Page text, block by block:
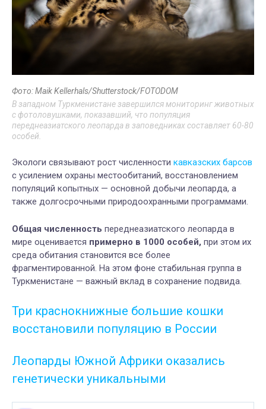
Фото: Maik Kellerhals/Shutterstock/FOTODOM
В западном Туркменистане завершился мониторинг животных
с фотоловушками, показавший, что популяция
переднеазиатского леопарда в заповедниках составляет 60-80
особей.
Экологи связывают рост численности кавказских барсов
с усилением охраны местообитаний, восстановлением
популяций копытных — основной добычи леопарда, а
также долгосрочными природоохранными программами.
Общая численность переднеазиатского леопарда в
мире оценивается примерно в 1000 особей, при этом их
среда обитания становится все более
фрагментированной. На этом фоне стабильная группа в
Туркменистане — важный вклад в сохранение подвида.
Три краснокнижные большие кошки
восстановили популяцию в России
Леопарды Южной Африки оказались
генетически уникальными